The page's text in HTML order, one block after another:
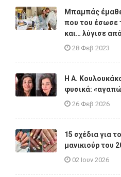
Μπαμπάς
που του έσωσε
και… λύγισε
28 Φεβ 2023
Η A.
φυσικά:
26 Φεβ 2026
15 σχέδια για
μανικιούρ του
02 Ιουν 2026